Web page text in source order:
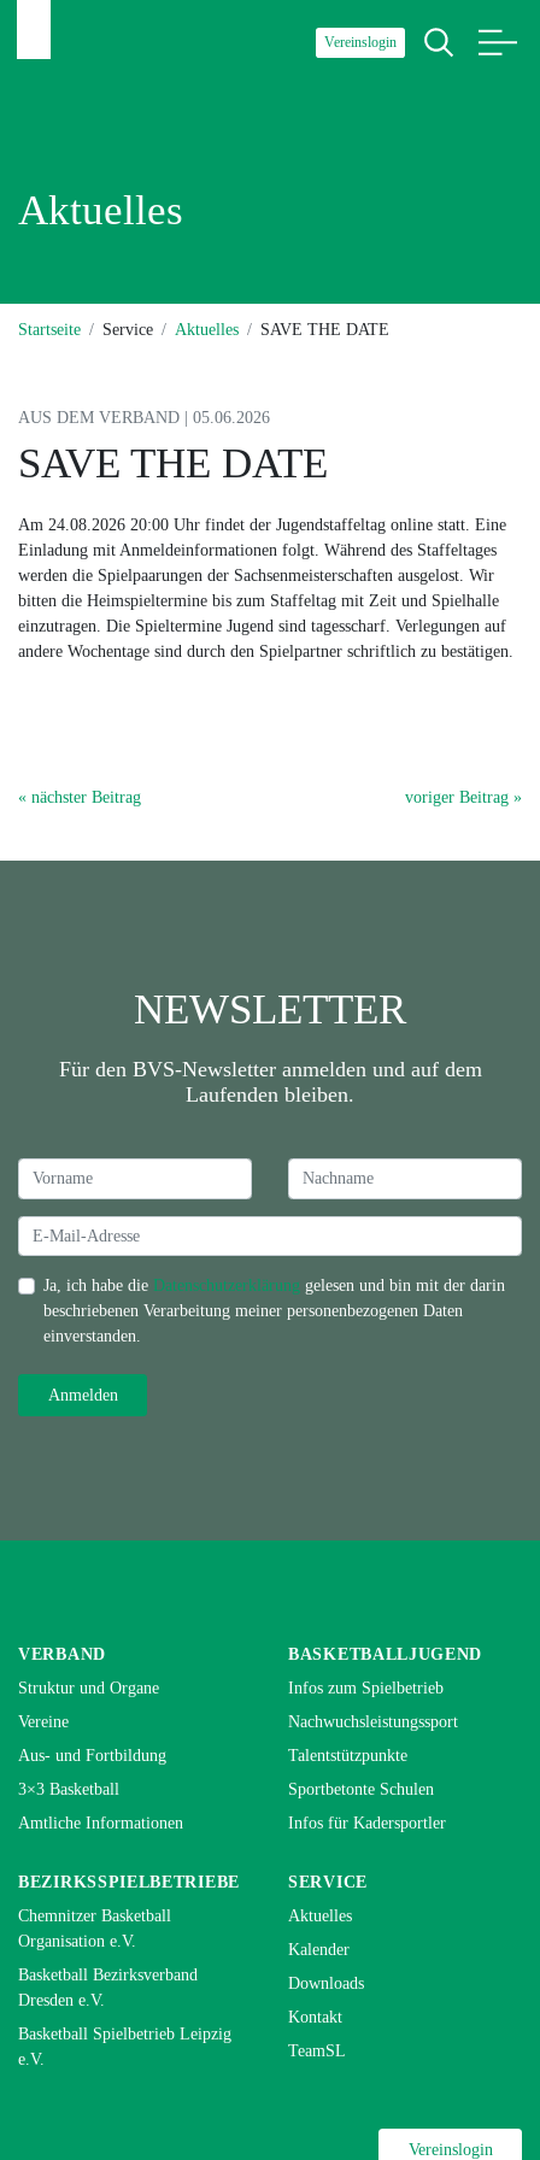
Vereinslogin
Aktuelles
Startseite Service Aktuelles SAVE THE DATE
AUS DEM VERBAND | 05.06.2026
SAVE THE DATE
Am 24.08.2026 20:00 Uhr findet der Jugendstaffeltag online statt. Eine
Einladung mit Anmeldeinformationen folgt. Während des Staffeltages
werden die Spielpaarungen der Sachsenmeisterschaften ausgelost. Wir
bitten die Heimspieltermine bis zum Staffeltag mit Zeit und Spielhalle
einzutragen. Die Spieltermine Jugend sind tagesscharf. Verlegungen auf
andere Wochentage sind durch den Spielpartner schriftlich zu bestätigen.
« nächster Beitrag voriger Beitrag »
NEWSLETTER
Für den BVS-Newsletter anmelden und auf dem
Laufenden bleiben.
Ja, ich habe die Datenschutzerklärung gelesen und bin mit der darin
beschriebenen Verarbeitung meiner personenbezogenen Daten
einverstanden.
VERBAND
Struktur und Organe
Vereine
Aus- und Fortbildung
3×3 Basketball
Amtliche Informationen
BASKETBALLJUGEND
Infos zum Spielbetrieb
Nachwuchsleistungssport
Talentstützpunkte
Sportbetonte Schulen
Infos für Kadersportler
BEZIRKSSPIELBETRIEBE
Chemnitzer Basketball
Organisation e.V.
Basketball Bezirksverband
Dresden e.V.
Basketball Spielbetrieb Leipzig
e.V.
SERVICE
Aktuelles
Kalender
Downloads
Kontakt
TeamSL
Vereinslogin